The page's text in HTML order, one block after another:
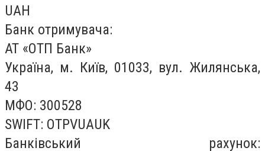
UAH
Банк отримувача:
АТ «ОТП Банк»
Україна, м. Київ, 01033, вул. Жилянська,
43
МФО: 300528
SWIFT: OTPVUAUK
Банківський рахунок: